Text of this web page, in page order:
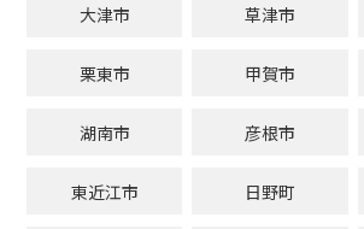
大津市 草津市
栗東市 甲賀市
湖南市 彦根市
東近江市 日野町